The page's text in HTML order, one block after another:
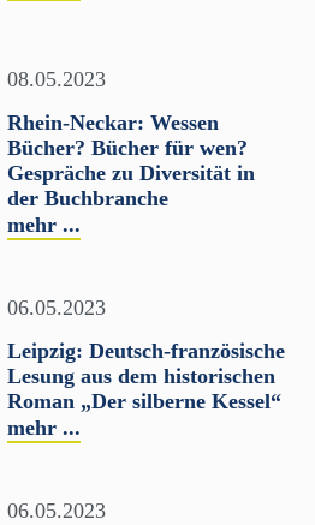
08.05.2023
Rhein-Neckar: Wessen
Bücher? Bücher für wen?
Gespräche zu Diversität in
der Buchbranche
mehr ...
06.05.2023
Leipzig: Deutsch-französische
Lesung aus dem historischen
Roman „Der silberne Kessel“
mehr ...
06.05.2023